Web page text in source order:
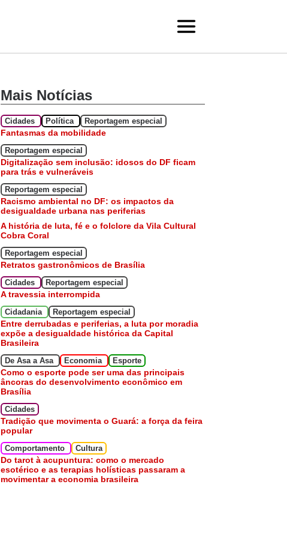
Mais Notícias
Cidades Política Reportagem especial
Fantasmas da mobilidade
Reportagem especial
Digitalização sem inclusão: idosos do DF ficam
para trás e vulneráveis
Reportagem especial
Racismo ambiental no DF: os impactos da
desigualdade urbana nas periferias
A história de luta, fé e o folclore da Vila Cultural
Cobra Coral
Reportagem especial
Retratos gastronômicos de Brasília
Cidades Reportagem especial
A travessia interrompida
Cidadania Reportagem especial
Entre derrubadas e periferias, a luta por moradia
expõe a desigualdade histórica da Capital
Brasileira
De Asa a Asa Economia Esporte
Como o esporte pode ser uma das principais
âncoras do desenvolvimento econômico em
Brasília
Cidades
Tradição que movimenta o Guará: a força da feira
popular
Comportamento Cultura
Do tarot à acupuntura: como o mercado
esotérico e as terapias holísticas passaram a
movimentar a economia brasileira